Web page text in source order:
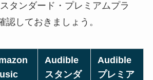
タンダード・プレミアムプラ
認しておきましょう。
Audible
スタンダ
Audible
プレミア